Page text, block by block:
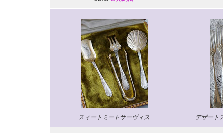
スィートミートサーヴィス デザート